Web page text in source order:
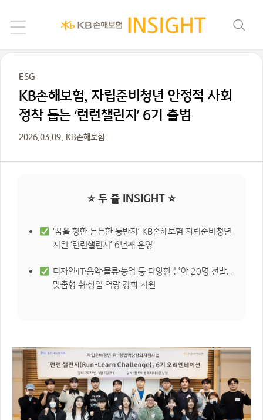
ESG
KB손해보험, 자립준비청년 안정적 사회
정착 돕는 ‘런런챌린지’ 6기 출범
2026.03.09. KB손해보험
⭐ 두 줄 INSIGHT ⭐
‘꿈을 향한 든든한 동반자’ KB손해보험 자립준비청년
지원 ‘런런챌린지’ 6년째 운영
디자인·IT·음악·물류·농업 등 다양한 분야 20명 선발…
맞춤형 취·창업 역량 강화 지원